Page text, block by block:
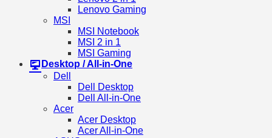
Lenovo Gaming
MSI
MSI Notebook
MSI 2 in 1
MSI Gaming
Desktop / All-in-One
Dell
Dell Desktop
Dell All-in-One
Acer
Acer Desktop
Acer All-in-One